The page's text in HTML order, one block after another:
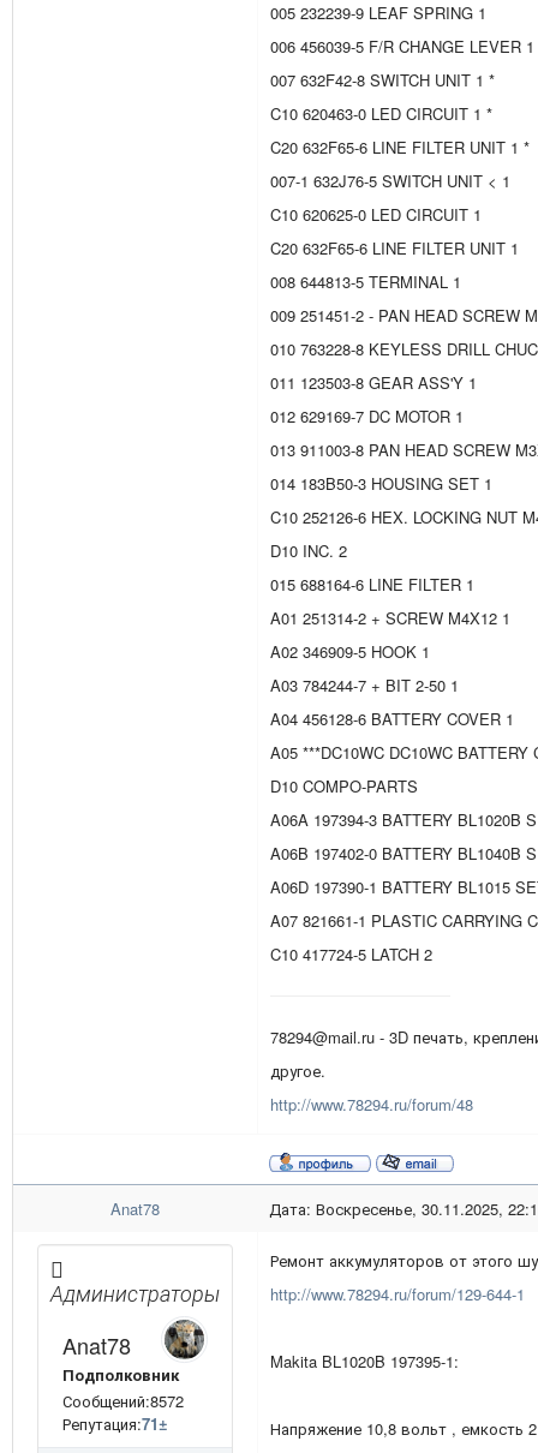
005 232239-9 LEAF SPRING 1
006 456039-5 F/R CHANGE LEVER 1
007 632F42-8 SWITCH UNIT 1 *
C10 620463-0 LED CIRCUIT 1 *
C20 632F65-6 LINE FILTER UNIT 1 *
007-1 632J76-5 SWITCH UNIT < 1
C10 620625-0 LED CIRCUIT 1
C20 632F65-6 LINE FILTER UNIT 1
008 644813-5 TERMINAL 1
009 251451-2 - PAN HEAD SCREW
010 763228-8 KEYLESS DRILL
011 123503-8 GEAR ASS'Y 1
012 629169-7 DC MOTOR 1
013 911003-8 PAN HEAD SCREW
014 183B50-3 HOUSING SET 1
C10 252126-6 HEX. LOCKING NUT
D10 INC. 2
015 688164-6 LINE FILTER 1
A01 251314-2 + SCREW M4X12 1
A02 346909-5 HOOK 1
A03 784244-7 + BIT 2-50 1
A04 456128-6 BATTERY COVER 1
A05 ***DC10WC DC10WC BATTERY
D10 COMPO-PARTS
A06A 197394-3 BATTERY BL1020B
A06B 197402-0 BATTERY BL1040B
A06D 197390-1 BATTERY BL1015
A07 821661-1 PLASTIC CARRYING
C10 417724-5 LATCH 2
78294@mail.ru - 3D печать,
другое.
http://www.78294.ru/forum/48
Anat78 Дата: Воскресенье, 30.11.2025,
Администраторы
Anat78
Подполковник
Сообщений:8572
Репутация:71±
Ремонт аккумуляторов от этого
http://www.78294.ru/forum/129-644-1
Makita BL1020B 197395-1:
Напряжение 10,8 вольт , емкость